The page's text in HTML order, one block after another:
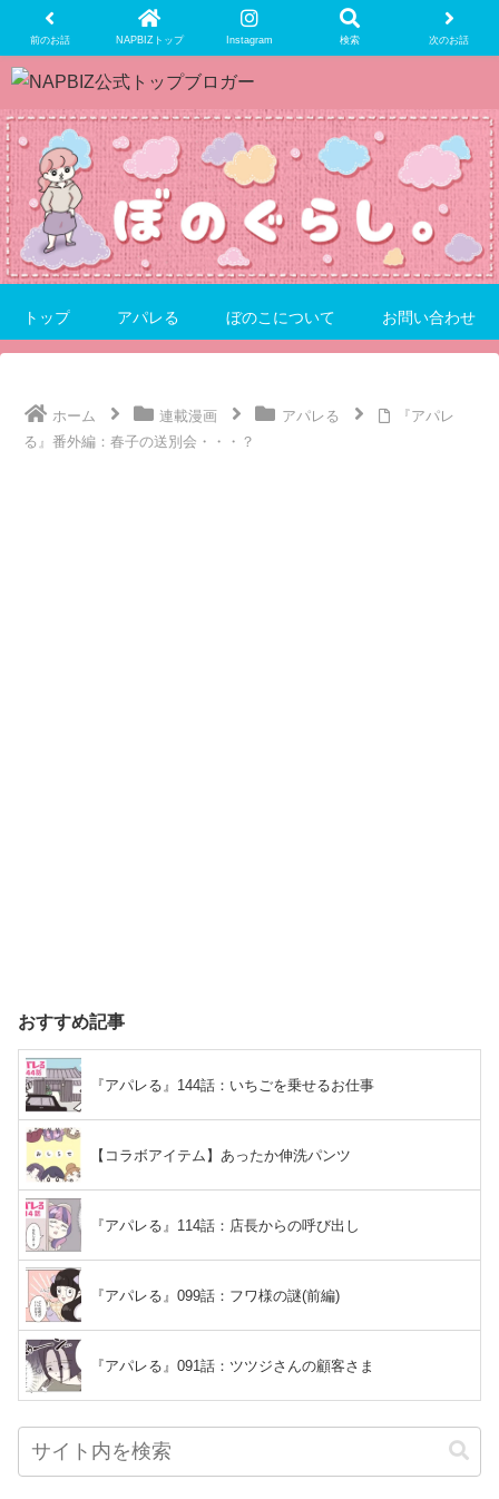
前のお話 NAPBIZトップ Instagram 検索 次のお話
トップ アパレる ぼのこについて お問い合わせ
ホーム 連載漫画 アパレる
『アパレ
る』番外編：春子の送別会・・・？
おすすめ記事
『アパレる』144話：いちごを乗せるお仕事
【コラボアイテム】あったか伸洗パンツ
『アパレる』114話：店長からの呼び出し
『アパレる』099話：フワ様の謎(前編)
『アパレる』091話：ツツジさんの顧客さま